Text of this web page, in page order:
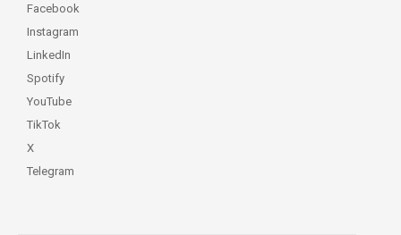
Facebook
Instagram
LinkedIn
Spotify
YouTube
TikTok
X
Telegram